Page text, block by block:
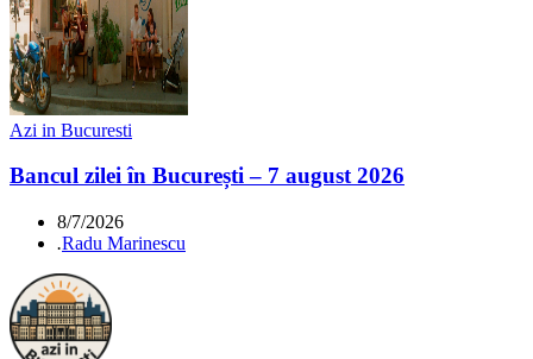
Azi in Bucuresti
Bancul zilei în București – 7 august 2026
8/7/2026
.Radu Marinescu